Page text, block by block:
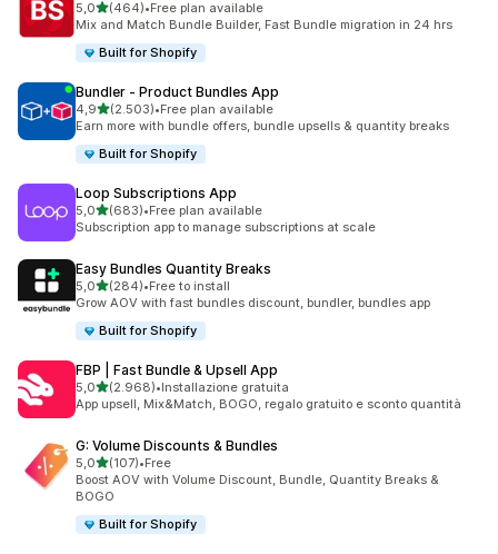
5,0stelle su 5
(464)
464 recensioni totali
•Free plan available
Mix and Match Bundle Builder, Fast Bundle migration in 24 hrs
Built for Shopify
Bundler ‑ Product Bundles App
4,9stelle su 5
(2.503)
2503 recensioni totali
•Free plan available
Earn more with bundle offers, bundle upsells & quantity breaks
Built for Shopify
Loop Subscriptions App
5,0stelle su 5
(683)
683 recensioni totali
•Free plan available
Subscription app to manage subscriptions at scale
Easy Bundles Quantity Breaks
5,0stelle su 5
(284)
284 recensioni totali
•Free to install
Grow AOV with fast bundles discount, bundler, bundles app
Built for Shopify
FBP | Fast Bundle & Upsell App
5,0stelle su 5
(2.968)
2968 recensioni totali
•Installazione gratuita
App upsell, Mix&Match, BOGO, regalo gratuito e sconto quantità
G: Volume Discounts & Bundles
5,0stelle su 5
(107)
107 recensioni totali
•Free
Boost AOV with Volume Discount, Bundle, Quantity Breaks &
BOGO
Built for Shopify